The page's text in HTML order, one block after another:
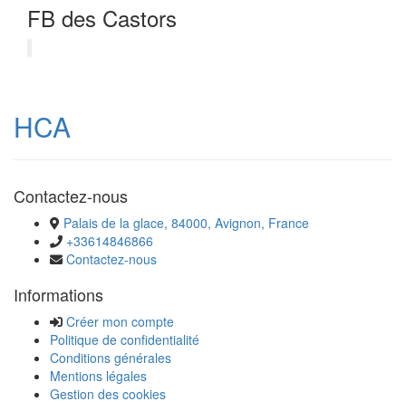
FB des Castors
HCA
Contactez-nous
Palais de la glace, 84000, Avignon, France
+33614846866
Contactez-nous
Informations
Créer mon compte
Politique de confidentialité
Conditions générales
Mentions légales
Gestion des cookies